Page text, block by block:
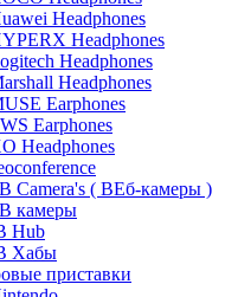
Headphones
Headphones
Headphones
Headphones
Earphones
Earphones
Headphones
Camera's ( ВЕб-камеры )
камеры
Hub
Хабы
приставки